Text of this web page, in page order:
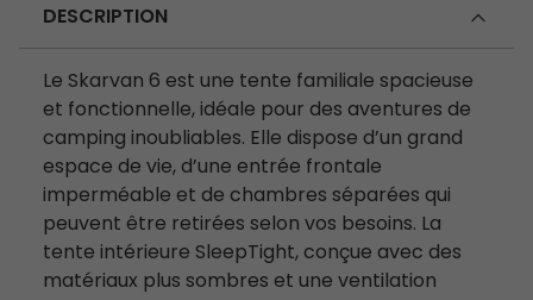
DESCRIPTION
Le Skarvan 6 est une tente familiale spacieuse
et fonctionnelle, idéale pour des aventures de
camping inoubliables. Elle dispose d’un grand
espace de vie, d’une entrée frontale
imperméable et de chambres séparées qui
peuvent être retirées selon vos besoins. La
tente intérieure SleepTight, conçue avec des
matériaux plus sombres et une ventilation